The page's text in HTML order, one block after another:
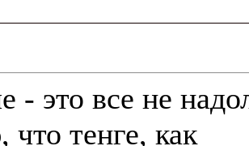
- это все не
тенге, как